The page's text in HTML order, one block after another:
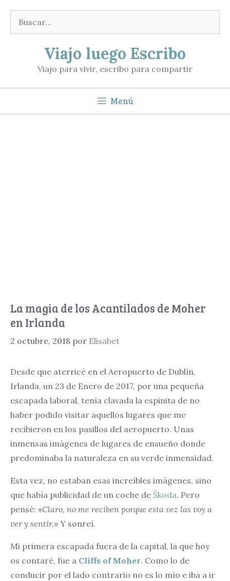
contenido
Buscar:
Viajo luego Escribo
Viajo para vivir, escribo para compartir
Menú
La magia de los Acantilados de Moher
en Irlanda
2 octubre, 2018 por Elisabet
Desde que aterricé en el Aeropuerto de Dublín,
Irlanda, un 23 de Enero de 2017, por una pequeña
escapada laboral, tenía clavada la espinita de no
haber podido visitar aquellos lugares que me
recibieron en los pasillos del aeropuerto. Unas
inmensas imágenes de lugares de ensueño donde
predominaba la naturaleza en su verde inmensidad.
Esta vez, no estaban esas increíbles imágenes, sino
que había publicidad de un coche de Škoda. Pero
pensé: «Claro, no me reciben porque esta vez las voy a
ver y sentir.» Y sonreí.
Mi primera escapada fuera de la capital, la que hoy
os contaré, fue a Cliffs of Moher. Como lo de
conducir por el lado contrario no es lo mío e iba a ir